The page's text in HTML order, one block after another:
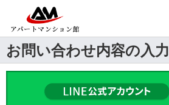
お問い合わせ内容の入力